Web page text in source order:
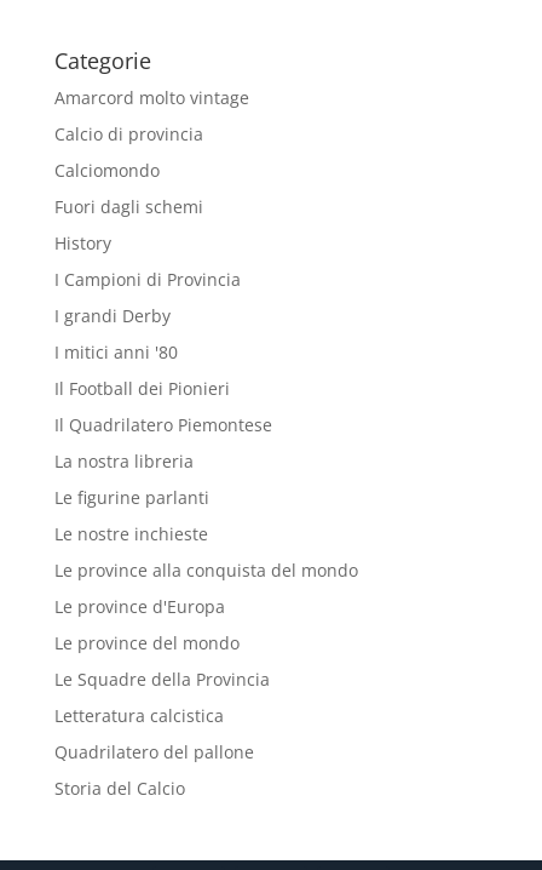
Categorie
Amarcord molto vintage
Calcio di provincia
Calciomondo
Fuori dagli schemi
History
I Campioni di Provincia
I grandi Derby
I mitici anni '80
Il Football dei Pionieri
Il Quadrilatero Piemontese
La nostra libreria
Le figurine parlanti
Le nostre inchieste
Le province alla conquista del mondo
Le province d'Europa
Le province del mondo
Le Squadre della Provincia
Letteratura calcistica
Quadrilatero del pallone
Storia del Calcio